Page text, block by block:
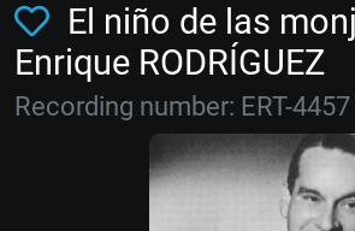
El niño de las
Enrique RODRÍGUEZ
Recording number: ERT-4457